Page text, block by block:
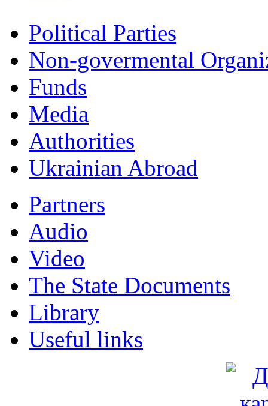
Political Parties
Non-govermental
Funds
Мedia
Authorities
Ukrainian Abroad
Partners
Audio
Video
The State Documents
Library
Useful links